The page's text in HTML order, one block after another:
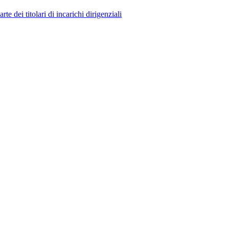
dei titolari di incarichi dirigenziali